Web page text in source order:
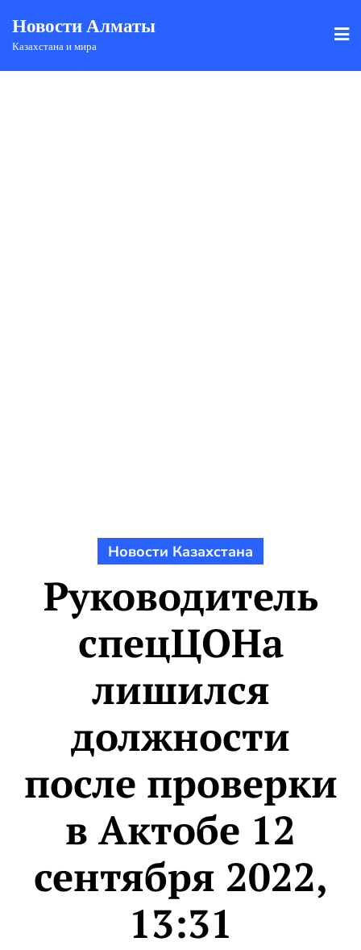
Новости Алматы
Казахстана и мира
Новости Казахстана
Руководитель
спецЦОНа
лишился
должности
после проверки
в Актобе 12
сентября 2022,
13:31